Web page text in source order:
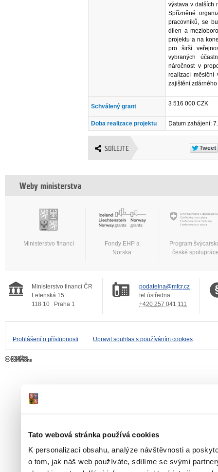
Tato webová stránka používá cookies
K personalizaci obsahu, analýze návštěvnosti a
o tom, jak náš web používáte, sdílíme se svými
výstava v dalších
Spřízněné
pracovníků, se
dílen a
projektu a na
pro širší
vybraných
náročnost v
realizací měsíční
zajištění
Schválený grant 3 516 000 CZK
Doba realizace projektu Datum zahájení:
SDÍLEJTE
Weby ministerstva
Ministerstvo financí
Fondy EHP a
Norska
Program
české
Ministerstvo financí ČR
Letenská 15
118 10
Praha 1
podatelna@mfcr.cz
tel.ústředna:
+420 257 041 111
Prohlášení o přístupnosti Upravit souhlas s používáním cookies